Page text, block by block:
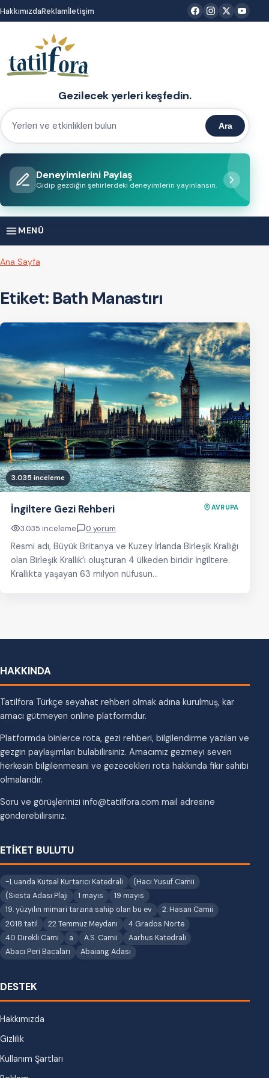
İçeriğe
atla
HakkımızdaReklamİletişim
Gezilecek yerleri keşfedin.
Yerleri
etkinlikleri
bulun
Ara
Deneyimlerini Paylaş
Gidip gezdiğin şehirlerdeki deneyimlerin yayınlansın.
MENÜ
Ana Sayfa
Etiket: Bath Manastırı
3.035 inceleme
İngiltere Gezi Rehberi AVRUPA
3.035 inceleme 0 yorum
Resmi adı, Büyük Britanya ve Kuzey İrlanda Birleşik Krallığı
olan Birleşik Krallık’ı oluşturan 4 ülkeden biridir İngiltere.
Krallıkta yaşayan 63 milyon nüfusun…
HAKKINDA
Tatilfora Türkçe seyahat rehberi olmak adına kurulmuş, kar
amacı gütmeyen online platformdur.
Platformda binlerce rota, gezi rehberi, bilgilendirme yazıları ve
gezgin paylaşımları bulabilirsiniz. Amacımız gezmeyi seven
herkesin bilgilenmesini ve gezecekleri rota hakkında fikir sahibi
olmalarıdır.
Soru ve görüşlerinizi info@tatilfora.com mail adresine
gönderebilirsiniz.
ETİKET BULUTU
-Luanda Kutsal Kurtarıcı Katedrali
(Hacı Yusuf Camii
(Siesta Adası Plajı
1 mayıs
19 mayıs
19. yüzyılın mimari tarzına sahip olan bu ev
2. Hasan Camii
2018 tatil
22 Temmuz Meydanı
4 Grados Norte
40 Direkli Cami
a A.S. Camii
Aarhus Katedrali
Abacı Peri Bacaları
Abaiang Adası
DESTEK
Hakkımızda
Gizlilik
Kullanım Şartları